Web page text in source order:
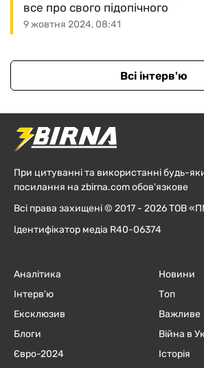
9 жовтня 2024, 08:41
все про свого підопічного
Всі інтерв'ю
При цитуванні та використанні будь-
посилання на zbirna.com обов'язкове
Всі права захищені © 2017 - 2026 ТОВ
Ідентифікатор медіа R40-06374
Аналітика
Інтерв'ю
Ексклюзив
Блоги
Євро-2024
Новини
Топ
Важливе
Війна в
Історія